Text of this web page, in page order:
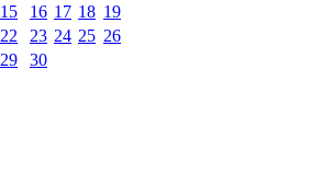
15 16 17 18 19
22 23 24 25 26
29 30